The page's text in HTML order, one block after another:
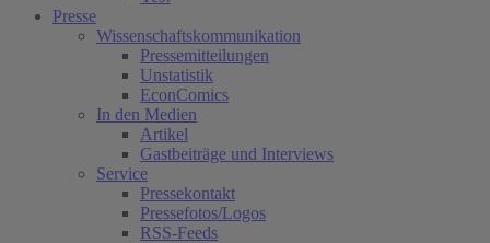
Presse
Wissenschaftskommunikation
Pressemitteilungen
Unstatistik
EconComics
In den Medien
Artikel
Gastbeiträge und Interviews
Service
Pressekontakt
Pressefotos/Logos
RSS-Feeds